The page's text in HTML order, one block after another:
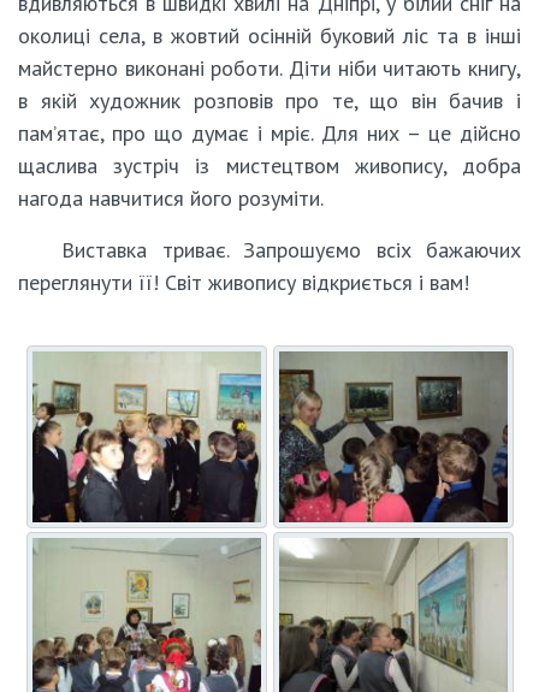
околиці села, в жовтий осінній буковий ліс та в інші
майстерно виконані роботи. Діти ніби читають книгу,
в якій художник розповів про те, що він бачив і
пам’ятає, про що думає і мріє. Для них – це дійсно
щаслива зустріч із мистецтвом живопису, добра
нагода навчитися його розуміти.
Виставка триває. Запрошуємо всіх бажаючих
переглянути її! Світ живопису відкриється і вам!